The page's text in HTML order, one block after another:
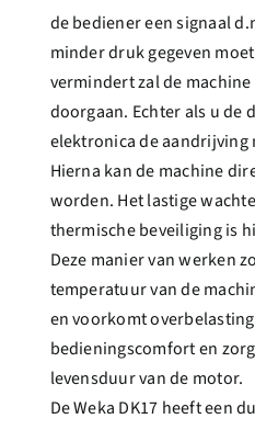
de bediener een signaal
minder druk gegeven
vermindert zal de
doorgaan. Echter als u de
elektronica de
Hierna kan de machine
worden. Het lastige
thermische beveiliging is
Deze manier van werken
temperatuur van de
en voorkomt
bedieningscomfort en
levensduur van de motor.
De Weka DK17 heeft een